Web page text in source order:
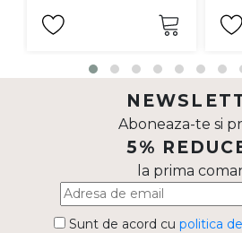
Aboneaza-te si
5%
la prima
Sunt de acord cu politica